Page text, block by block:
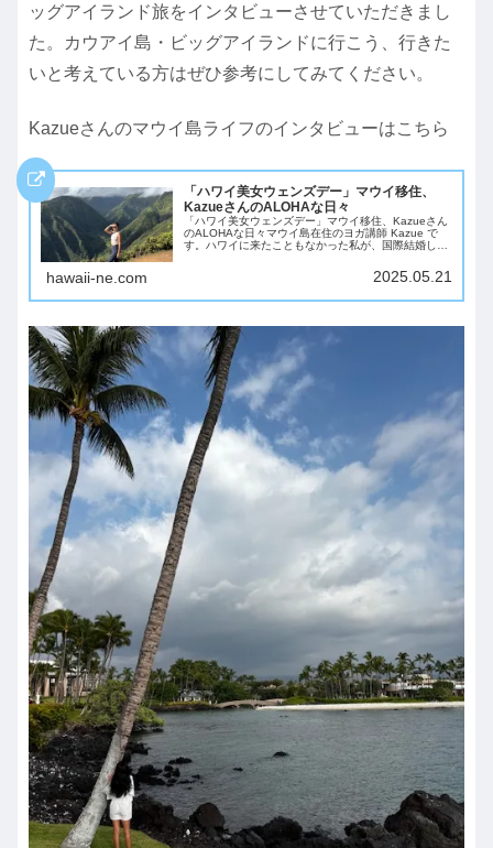
ッグアイランド旅をインタビューさせていただきまし
た。カウアイ島・ビッグアイランドに行こう、行きた
いと考えている方はぜひ参考にしてみてください。
Kazueさんのマウイ島ライフのインタビューはこちら
「ハワイ美女ウェンズデー」マウイ移住、
KazueさんのALOHAな日々
「ハワイ美女ウェンズデー」マウイ移住、Kazueさん
のALOHAな日々マウイ島在住のヨガ講師 Kazue で
す。ハワイに来たこともなかった私が、国際結婚し
が増えるほどマウイが大好き。アメリカ人...
hawaii-ne.com 2025.05.21